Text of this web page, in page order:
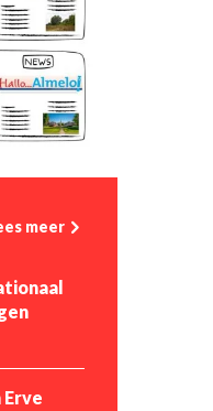
meer
Erve